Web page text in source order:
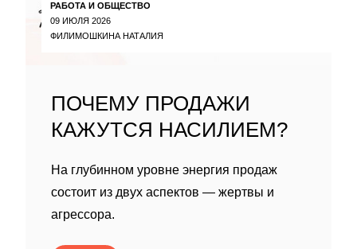
РАБОТА И ОБЩЕСТВО
09 ИЮЛЯ 2026
ФИЛИМОШКИНА НАТАЛИЯ
ПОЧЕМУ ПРОДАЖИ
КАЖУТСЯ НАСИЛИЕМ?
На глубинном уровне энергия продаж
состоит из двух аспектов — жертвы и
агрессора.